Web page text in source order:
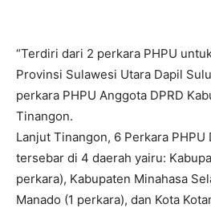
“Terdiri dari 2 perkara PHPU
Provinsi Sulawesi Utara Dapil
perkara PHPU Anggota DPRD
Tinangon.
Lanjut Tinangon, 6 Perkara PHPU
tersebar di 4 daerah yairu:
perkara), Kabupaten Minahasa
Manado (1 perkara), dan Kota